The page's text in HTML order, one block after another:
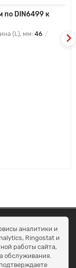
по DIN6499 к
(L), мм:46
аналитики и
Ringostat и
работы сайта,
обслуживания.